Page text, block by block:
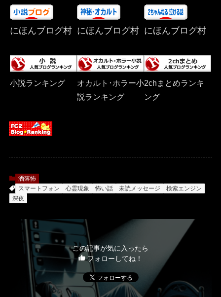
にほんブログ村 にほんブログ村 にほんブログ村
小説ランキング
オカルト･ホラー小
説ランキング
2chまとめランキ
ング
洒落怖
スマートフォン
心霊現象 怖い話 未読メッセージ
検索エンジン
深夜
この記事が気に入ったら
フォローしてね！